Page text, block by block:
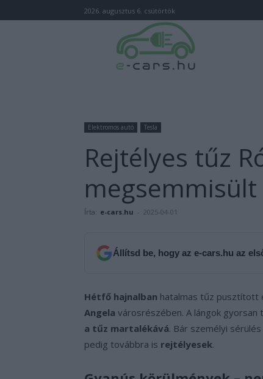
2026. augusztus 6. csütörtök
Elektromos autó Tesla
Rejtélyes tűz
megsemmisült
Írta: e-cars.hu - 2025-04-01
Állítsd be, hogy az e-cars.hu az
Hétfő hajnalban hatalmas tűz pusztított
Angela városrészében. A lángok gyorsan
a tűz martalékává. Bár személyi
pedig továbbra is rejtélyesek.